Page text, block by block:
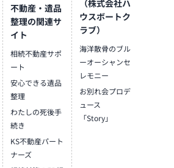
不動産・遺品
整理の関連サ
イト
相続不動産サポ
ート
安心できる遺品
整理
わたしの死後手
続き
KS不動産パート
ナーズ
（株式会社ハ
ウスボートク
ラブ）
海洋散骨のブル
ーオーシャンセ
レモニー
お別れ会プロデ
ュース
「Story」